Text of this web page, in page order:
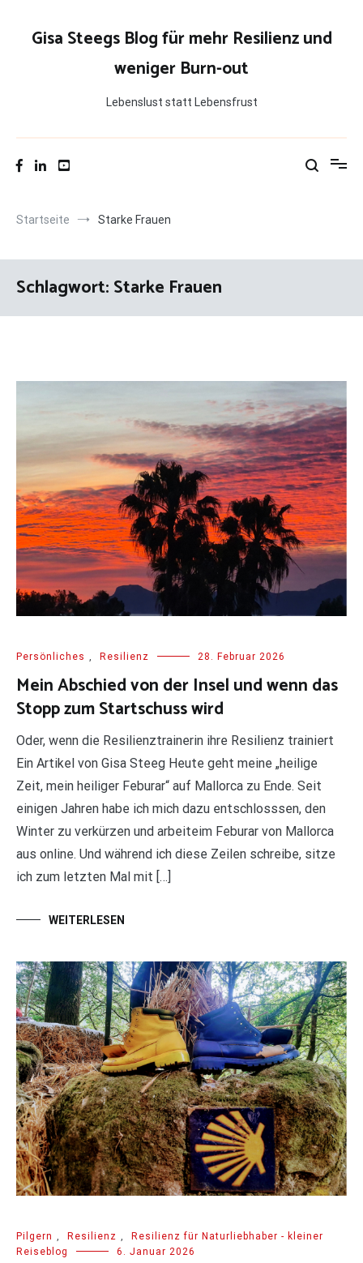
springenGisa Steegs Blog für mehr Resilienz und
weniger Burn-out
Lebenslust statt Lebensfrust
Startseite Starke Frauen
Schlagwort:Starke Frauen
Persönliches Resilienz 28. Februar 2026
Mein Abschied von der Insel und wenn das
Stopp zum Startschuss wird
Oder, wenn die Resilienztrainerin ihre Resilienz trainiert
Ein Artikel von Gisa Steeg Heute geht meine „heilige
Zeit, mein heiliger Feburar“ auf Mallorca zu Ende. Seit
einigen Jahren habe ich mich dazu entschlosssen, den
Winter zu verkürzen und arbeiteim Feburar von Mallorca
aus online. Und während ich diese Zeilen schreibe, sitze
ich zum letzten Mal mit […]
WEITERLESEN
Pilgern , Resilienz ,
Resilienz für Naturliebhaber - kleiner
Reiseblog
6. Januar 2026